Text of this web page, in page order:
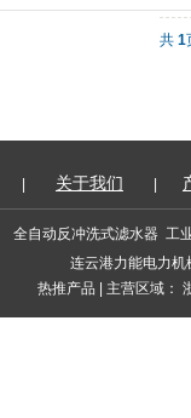
共1
关于我们
全自动反冲洗式滤水器 工
连云港力能电力
热推产品 | 主营区域：